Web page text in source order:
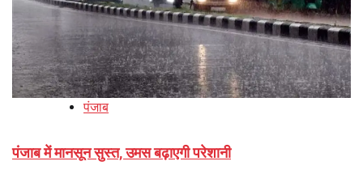
पंजाब
पंजाब में मानसून सुस्त, उमस बढ़ाएगी परेशानी